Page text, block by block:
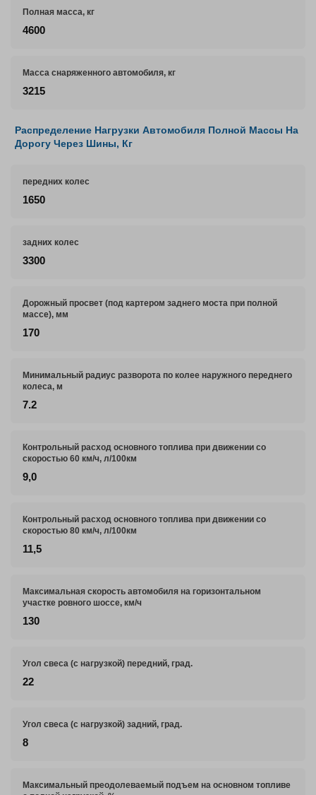
Полная масса, кг
4600
Масса снаряженного автомобиля, кг
3215
Распределение Нагрузки Автомобиля Полной Массы На
Дорогу Через Шины, Кг
передних колес
1650
задних колес
3300
Дорожный просвет (под картером заднего моста при полной
массе), мм
170
Минимальный радиус разворота по колее наружного переднего
колеса, м
7.2
Контрольный расход основного топлива при движении со
скоростью 60 км/ч, л/100км
9,0
Контрольный расход основного топлива при движении со
скоростью 80 км/ч, л/100км
11,5
Максимальная скорость автомобиля на горизонтальном
участке ровного шоссе, км/ч
130
Угол свеса (с нагрузкой) передний, град.
22
Угол свеса (с нагрузкой) задний, град.
8
Максимальный преодолеваемый подъем на основном топливе